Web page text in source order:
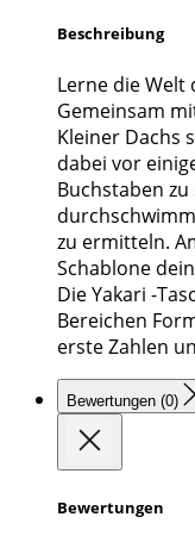
Beschreibung
Lerne die Welt
Gemeinsam
Kleiner Dachs
dabei vor
Buchstaben
zu ermitteln.
Schablone
Die Yakari -
Bereichen
erste Zahlen
Bewertungen (0)
Bewertungen